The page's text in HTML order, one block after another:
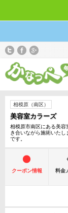
相模原（南区）
美容室カラーズ
相模原市南区にある美容
き合いながら施術いた
です。
クーポン情報 料金